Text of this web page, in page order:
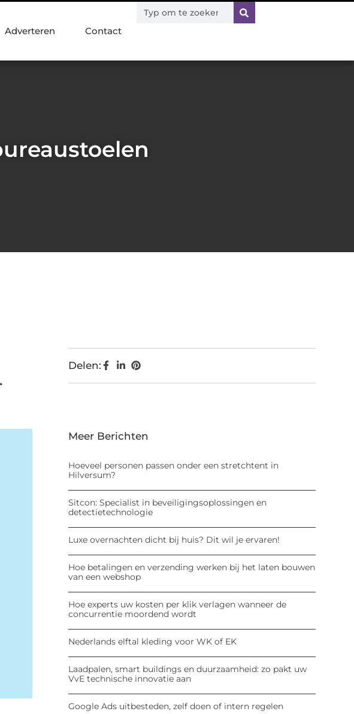
Adverteren Contact
Delen:
Meer Berichten
Hoeveel personen passen onder een stretchtent in
Hilversum?
Sitcon: Specialist in beveiligingsoplossingen en
detectietechnologie
Luxe overnachten dicht bij huis? Dit wil je ervaren!
Hoe betalingen en verzending werken bij het laten bouwen
van een webshop
Hoe experts uw kosten per klik verlagen wanneer de
concurrentie moordend wordt
Nederlands elftal kleding voor WK of EK
Laadpalen, smart buildings en duurzaamheid: zo pakt uw
VvE technische innovatie aan
Google Ads uitbesteden, zelf doen of intern regelen